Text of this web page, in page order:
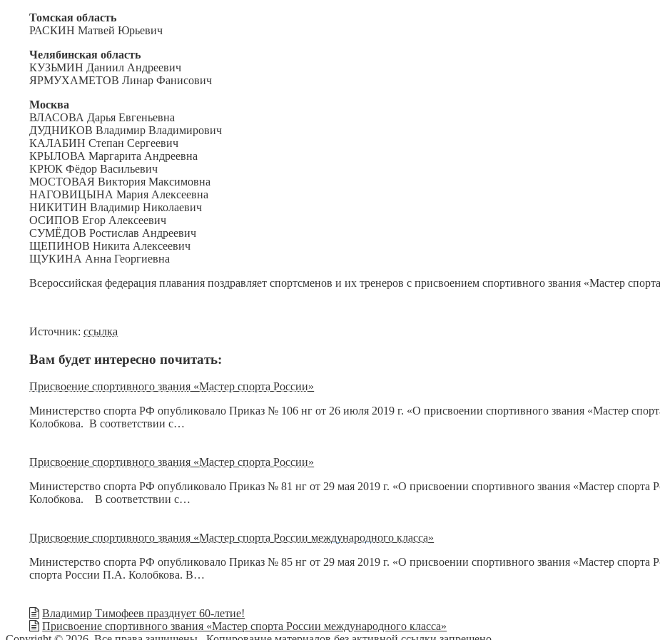
Томская область
РАСКИН Матвей Юрьевич
Челябинская область
КУЗЬМИН Даниил Андреевич
ЯРМУХАМЕТОВ Линар Фанисович
Москва
ВЛАСОВА Дарья Евгеньевна
ДУДНИКОВ Владимир Владимирович
КАЛАБИН Степан Сергеевич
КРЫЛОВА Маргарита Андреевна
КРЮК Фёдор Васильевич
МОСТОВАЯ Виктория Максимовна
НАГОВИЦЫНА Мария Алексеевна
НИКИТИН Владимир Николаевич
ОСИПОВ Егор Алексеевич
СУМЁДОВ Ростислав Андреевич
ЩЕПИНОВ Никита Алексеевич
ЩУКИНА Анна Георгиевна
Всероссийская федерация плавания поздравляет спортсменов и их тренеров с присвоением спортивного звания «Мастер
Источник:ссылка
Вам будет интересно почитать:
Присвоение спортивного звания «Мастер спорта России»
Министерство спорта РФ опубликовало Приказ № 106 нг от 26 июля 2019 г. «О присвоении спортивного звания «Мастер
Колобкова. В соответствии с…
Присвоение спортивного звания «Мастер спорта России»
Министерство спорта РФ опубликовало Приказ № 81 нг от 29 мая 2019 г. «О присвоении спортивного звания «Мастер спорта
Колобкова. В соответствии с…
Присвоение спортивного звания «Мастер спорта России международного класса»
Министерство спорта РФ опубликовало Приказ № 85 нг от 29 мая 2019 г. «О присвоении спортивного звания «Мастер спорта
спорта России П.А. Колобкова. В…
Владимир Тимофеев празднует 60-летие!
Присвоение спортивного звания «Мастер спорта России международного класса»